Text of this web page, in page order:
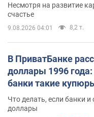
Несмотря на развитие
счастье
9.08.2026 04:01 8,2 т.
В ПриватБанке
доллары 1996
банки такие
Что делать, если банки
доллары